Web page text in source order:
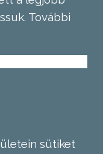
További
sütiket